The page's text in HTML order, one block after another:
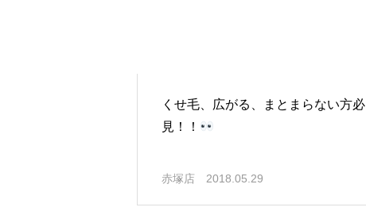
くせ毛、広がる、まとまらない方必
見！！
赤塚店 2018.05.29